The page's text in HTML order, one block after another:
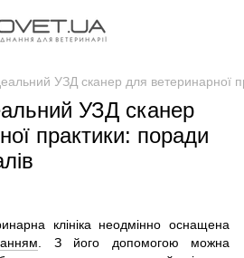
УЗД сканер для ветеринарної
УЗД сканер
практики: поради
клініка неодмінно оснащена
. З його допомогою можна